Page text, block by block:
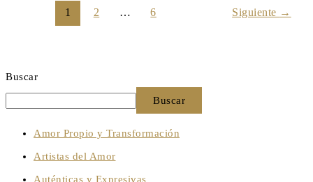
1 2 … 6 Siguiente →
Buscar
Buscar
Amor Propio y Transformación
Artistas del Amor
Auténticas y Expresivas